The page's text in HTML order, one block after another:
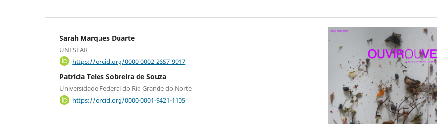
Sarah Marques Duarte
UNESPAR
https://orcid.org/0000-0002-2657-9917
Patrícia Teles Sobreira de Souza
Universidade Federal do Rio Grande do Norte
https://orcid.org/0000-0001-9421-1105